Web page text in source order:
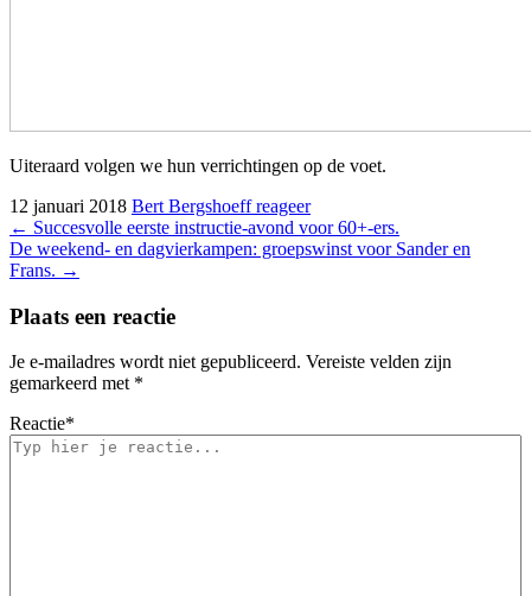
Uiteraard volgen we hun verrichtingen op de voet.
12 januari 2018 Bert Bergshoeffreageer
Bericht
navigatie
← Succesvolle eerste instructie-avond voor 60+-ers.
De weekend- en dagvierkampen: groepswinst voor Sander en
Frans. →
Plaats een reactie
Je e-mailadres wordt niet gepubliceerd. Vereiste velden zijn
gemarkeerd met *
Reactie*